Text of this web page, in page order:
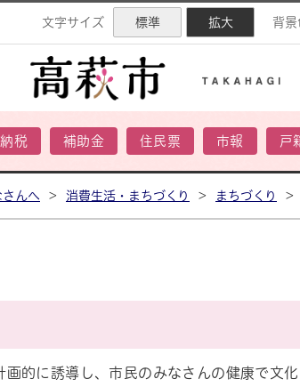
文字サイズ 標準 拡大 背景
税 補助金 住民票 市報 戸
んへ > 消費生活・まちづくり > まちづくり >
画的に誘導し、市民のみなさんの健康で文